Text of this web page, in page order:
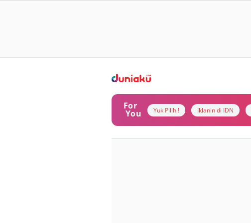
For
You Yuk Pilih ! Iklanin di IDN